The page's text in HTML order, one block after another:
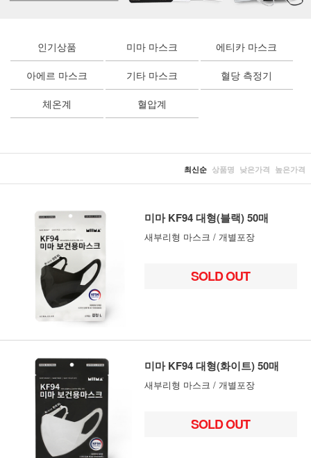
인기상품 미마 마스크 에티카 마스크
아에르 마스크 기타 마스크 혈당 측정기
체온계 혈압계
최신순 상품명 낮은가격 높은가격
미마 KF94 대형(블랙) 50매
새부리형 마스크 / 개별포장
SOLD OUT
미마 KF94 대형(화이트) 50매
새부리형 마스크 / 개별포장
SOLD OUT